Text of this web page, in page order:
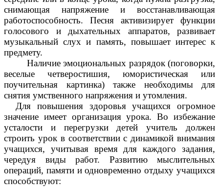
снимающая напряжение и восстанавливающая
работоспособность. Песня активизирует функции
голосового и дыхательных аппаратов, развивает
музыкальный слух и память, повышает интерес к
предмету.
Наличие эмоциональных разрядок (поговорки,
веселые четверостишия, юмористическая или
поучительная картинка) также необходимы для
снятия умственного напряжения и утомления.
Для повышения здоровья учащихся огромное
значение имеет организация урока. Во избежание
усталости и перегрузки детей учитель должен
строить урок в соответствии с динамикой внимания
учащихся, учитывая время для каждого задания,
чередуя виды работ. Развитию мыслительных
операций, памяти и одновременно отдыху учащихся
способствуют: